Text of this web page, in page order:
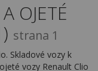
OJETÉ
strana 1
Skladové vozy k
vozy Renault Clio